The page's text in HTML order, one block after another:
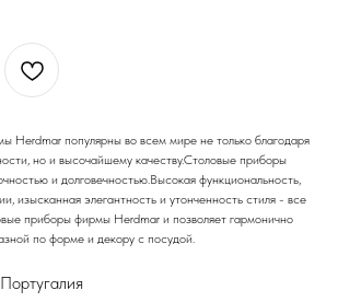
Herdmar популярны во всем мире не только благодаря
но и высочайшему качеству.Столовые приборы
и долговечностью.Высокая функциональность,
изысканная элегантность и утонченность стиля - все
приборы фирмы Herdmar и позволяет гармонично
по форме и декору с посудой.